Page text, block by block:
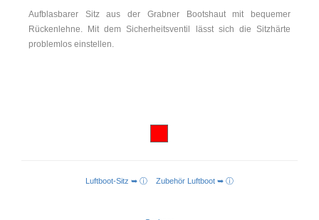
Aufblasbarer Sitz aus der Grabner Bootshaut mit bequemer
Rückenlehne. Mit dem Sicherheitsventil lässt sich die Sitzhärte
problemlos einstellen.
Luftboot-Sitz ➥ ⓘ Zubehör Luftboot ➥ ⓘ